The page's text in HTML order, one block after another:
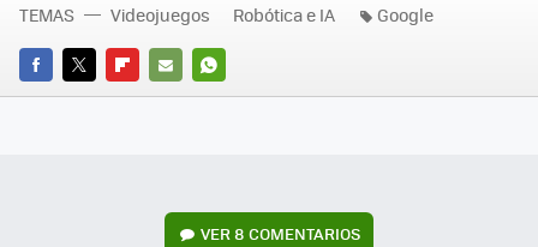
FACEBOOK
TWITTERFLIPBOARD
E-
WHATSAPP
TEMAS Videojuegos Robótica e IA Google
VER8 COMENTARIOS